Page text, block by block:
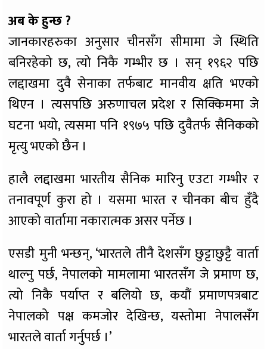
अब के हुन्छ ?
जानकारहरुका अनुसार चीनसँग सीमामा जे स्थिति
बनिरहेको छ, त्यो निकै गम्भीर छ । सन् १९६२ पछि
लद्दाखमा दुवै सेनाका तर्फबाट मानवीय क्षति भएको
थिएन । त्यसपछि अरुणाचल प्रदेश र सिक्किममा जे
घटना भयो, त्यसमा पनि १९७५ पछि दुवैतर्फ सैनिकको
मृत्यु भएको छैन ।
हालै लद्दाखमा भारतीय सैनिक मारिनु एउटा गम्भीर र
तनावपूर्ण कुरा हो । यसमा भारत र चीनका बीच हुँदै
आएको वार्तामा नकारात्मक असर पर्नेछ ।
एसडी मुनी भन्छन्, ‘भारतले तीनै देशसँग छुट्टाछुट्टै वार्ता
थाल्नु पर्छ, नेपालको मामलामा भारतसँग जे प्रमाण छ,
त्यो निकै पर्याप्त र बलियो छ, कयौं प्रमाणपत्रबाट
नेपालको पक्ष कमजोर देखिन्छ, यस्तोमा नेपालसँग
भारतले वार्ता गर्नुपर्छ ।’